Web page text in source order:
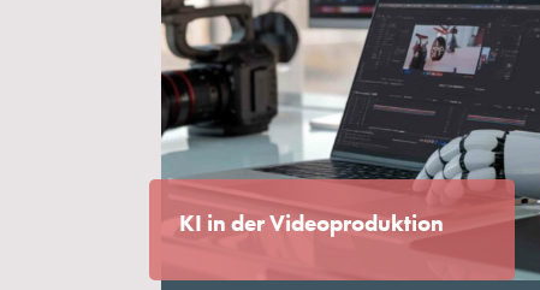
KI in der Videoproduktion